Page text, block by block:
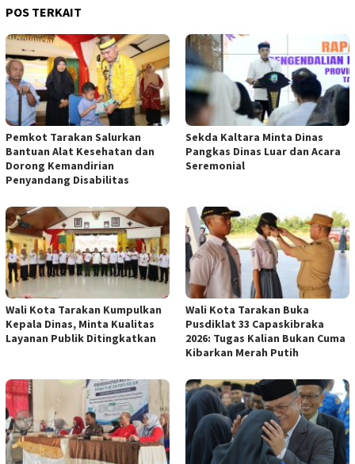
POS TERKAIT
Pemkot Tarakan Salurkan
Bantuan Alat Kesehatan dan
Dorong Kemandirian
Penyandang Disabilitas
Sekda Kaltara Minta Dinas
Pangkas Dinas Luar dan Acara
Seremonial
Wali Kota Tarakan Kumpulkan
Kepala Dinas, Minta Kualitas
Layanan Publik Ditingkatkan
Wali Kota Tarakan Buka
Pusdiklat 33 Capaskibraka
2026: Tugas Kalian Bukan Cuma
Kibarkan Merah Putih